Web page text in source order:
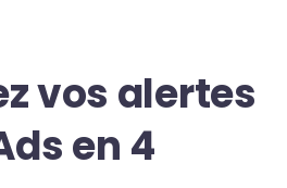
vos alertes
en 4